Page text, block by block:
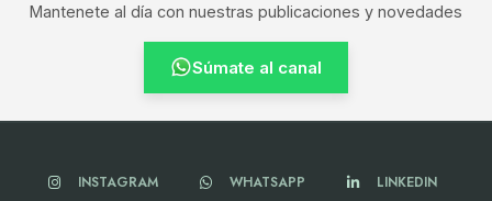
Mantenete al día con nuestras publicaciones y novedades
Súmate al canal
INSTAGRAM WHATSAPP LINKEDIN